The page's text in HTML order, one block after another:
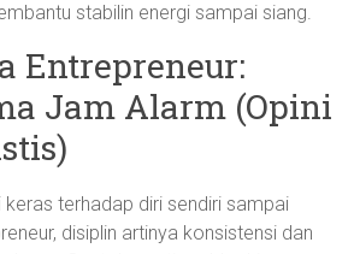
stabilin energi sampai siang.
Entrepreneur:
Jam Alarm (Opini
keras terhadap diri sendiri sampai
disiplin artinya konsistensi dan